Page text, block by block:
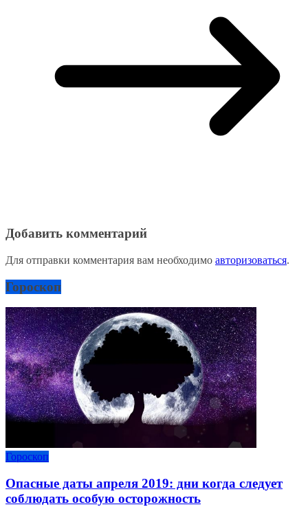
Добавить комментарий
Для отправки комментария вам необходимо авторизоваться.
Гороскоп
Гороскоп
Опасные даты апреля 2019: дни когда следует
соблюдать особую осторожность